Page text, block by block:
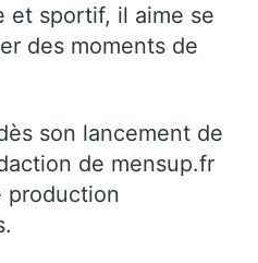
et sportif, il aime se
des moments de
son lancement de
de mensup.fr
production